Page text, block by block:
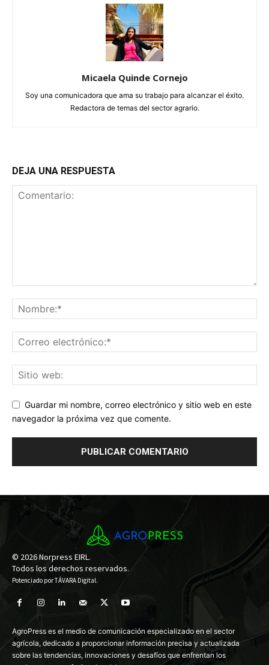
Micaela Quinde Cornejo
Soy una comunicadora que ama su trabajo para alcanzar el éxito.
Redactora de temas del sector agrario.
DEJA UNA RESPUESTA
Guardar mi nombre, correo electrónico y sitio web en este
navegador la próxima vez que comente.
© 2026 Norpress EIRL.
Todos los derechos reservados.
Potenciado porTÁVARA Digital.
AgroPress es el medio de comunicación especializado en el sector
agrícola, dedicado a proporcionar información precisa y actualizada
sobre las tendencias, innovaciones y desafíos que enfrentan los